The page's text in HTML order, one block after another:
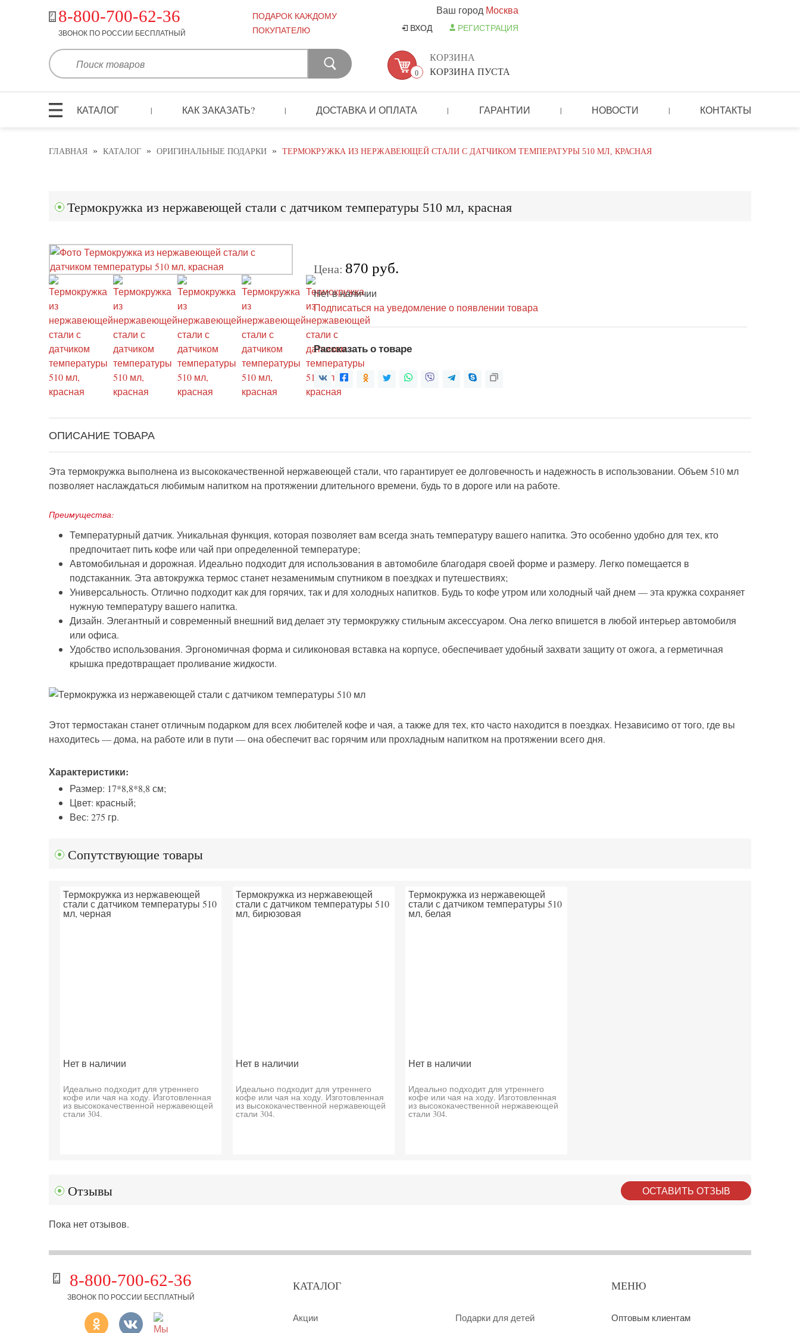
8-800-700-62-36
ЗВОНОК ПО РОССИИ БЕСПЛАТНЫЙ
ПОДАРОК КАЖДОМУ
ПОКУПАТЕЛЮ
Ваш город Москва
ВХОД РЕГИСТРАЦИЯ
0
КОРЗИНА
КОРЗИНА ПУСТА
КАТАЛОГ | КАК ЗАКАЗАТЬ? | ДОСТАВКА И ОПЛАТА | ГАРАНТИИ | НОВОСТИ | КОНТАКТЫ
ГЛАВНАЯ » КАТАЛОГ » ОРИГИНАЛЬНЫЕ ПОДАРКИ » ТЕРМОКРУЖКА ИЗ НЕРЖАВЕЮЩЕЙ СТАЛИ С ДАТЧИКОМ ТЕМПЕРАТУРЫ 510 МЛ, КРАСНАЯ
Термокружка из нержавеющей стали с датчиком температуры 510 мл, красная
Цена: 870 руб.
Нет в наличии
Подписаться на уведомление о появлении товара
Рассказать о товаре
ОПИСАНИЕ ТОВАРА
Эта термокружка выполнена из высококачественной нержавеющей стали, что гарантирует ее долговечность и надежность в использовании. Объем 510 мл
позволяет наслаждаться любимым напитком на протяжении длительного времени, будь то в дороге или на работе.
Преимущества:
Температурный датчик. Уникальная функция, которая позволяет вам всегда знать температуру вашего напитка. Это особенно удобно для тех, кто
предпочитает пить кофе или чай при определенной температуре;
Автомобильная и дорожная. Идеально подходит для использования в автомобиле благодаря своей форме и размеру. Легко помещается в
подстаканник. Эта автокружка термос станет незаменимым спутником в поездках и путешествиях;
Универсальность. Отлично подходит как для горячих, так и для холодных напитков. Будь то кофе утром или холодный чай днем — эта кружка сохраняет
нужную температуру вашего напитка.
Дизайн. Элегантный и современный внешний вид делает эту термокружку стильным аксессуаром. Она легко впишется в любой интерьер автомобиля
или офиса.
Удобство использования. Эргономичная форма и силиконовая вставка на корпусе, обеспечивает удобный захвати защиту от ожога, а герметичная
крышка предотвращает проливание жидкости.
Этот термостакан станет отличным подарком для всех любителей кофе и чая, а также для тех, кто часто находится в поездках. Независимо от того, где вы
находитесь — дома, на работе или в пути — она обеспечит вас горячим или прохладным напитком на протяжении всего дня.
Характеристики:
Размер: 17*8,8*8,8 см;
Цвет: красный;
Вес: 275 гр.
Сопутствующие товары
Термокружка из нержавеющей
стали с датчиком температуры 510
мл, черная
Нет в наличии
Идеально подходит для утреннего
кофе или чая на ходу. Изготовленная
из высококачественной нержавеющей
стали 304.
Термокружка из нержавеющей
стали с датчиком температуры 510
мл, бирюзовая
Нет в наличии
Идеально подходит для утреннего
кофе или чая на ходу. Изготовленная
из высококачественной нержавеющей
стали 304.
Термокружка из нержавеющей
стали с датчиком температуры 510
мл, белая
Нет в наличии
Идеально подходит для утреннего
кофе или чая на ходу. Изготовленная
из высококачественной нержавеющей
стали 304.
Отзывы ОСТАВИТЬ ОТЗЫВ
Пока нет отзывов.
8-800-700-62-36
ЗВОНОК ПО РОССИИ БЕСПЛАТНЫЙ
КАТАЛОГ
Акции Подарки для детей
МЕНЮ
Оптовым клиентам